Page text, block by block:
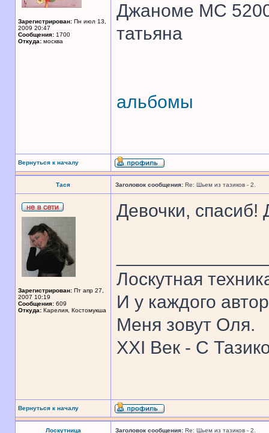
Зарегистрирован: Пн июл 13,
2009 20:47
Сообщения: 1700
Откуда: москва
Джаноме МС
татьяна
альбомы
Вернуться к началу
Тася Заголовок сообщения: Re: Шьем из тазиков - 2.
Зарегистрирован: Пт апр 27,
2007 10:19
Сообщения: 609
Откуда: Карелия, Костомукша
Девочки, спасиб!
Лоскутная
И у каждого
Меня зовут Оля.
XXI Век - С
Вернуться к началу
Лоскутница Заголовок сообщения: Re: Шьем из тазиков - 2.